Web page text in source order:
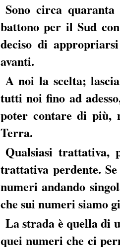
Sono circa
battono per il Sud
deciso di
avanti.
A noi la scelta;
tutti noi fino ad
poter contare di più,
Terra.
Qualsiasi trattativa,
trattativa perdente.
numeri andando
che sui numeri siamo
La strada è quella di
quei numeri che ci